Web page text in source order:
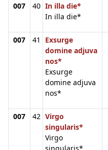
007 40 In illa die*
In illa die*
007 41
Exsurge
domine adjuva
nos*
Exsurge
domine adjuva
nos*
007 42 Virgo
singularis*
Virgo